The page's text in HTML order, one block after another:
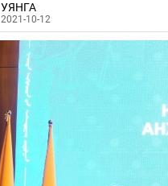
УЯНГА
2021-10-12